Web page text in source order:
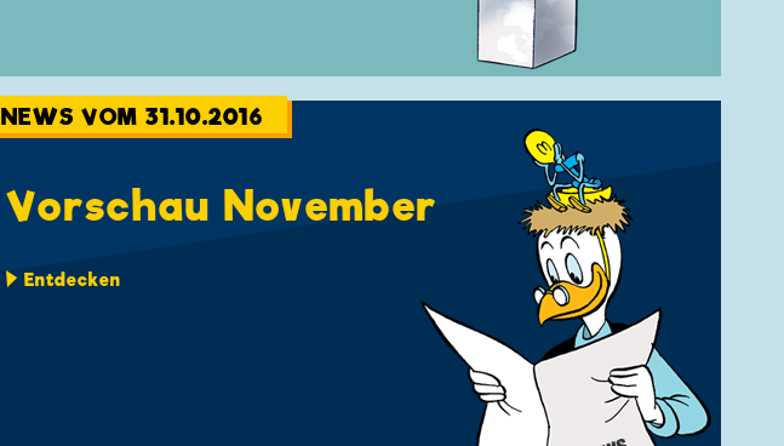
NEWS VOM 31.10.2016
Vorschau November
Entdecken